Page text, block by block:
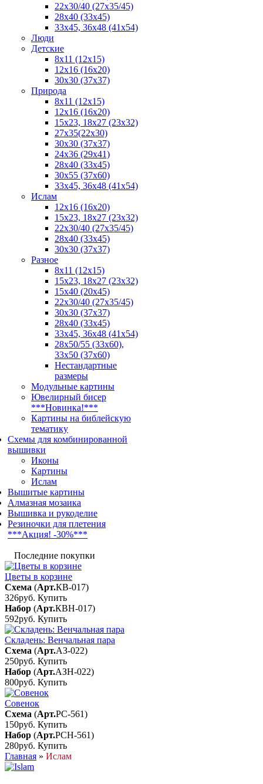
22x30/40 (27x35/45)
28х40 (33х45)
33х45, 36х48 (41х54)
Люди
Детские
8x11 (12x15)
12x16 (16x20)
30х30 (37х37)
Природа
8x11 (12x15)
12x16 (16х20)
15x23, 18х27 (23х32)
27х35(22x30)
30х30 (37х37)
24х36 (29х41)
28x40 (33x45)
30x55 (37x60)
33х45, 36x48 (41x54)
Ислам
12х16 (16х20)
15x23, 18х27 (23х32)
22х30/40 (27х35/45)
28х40 (33х45)
30x30 (37x37)
Разное
8x11 (12x15)
15x23, 18х27 (23х32)
15x40 (20x45)
22х30/40 (27х35/45)
30x30 (37x37)
28x40 (33x45)
33х45, 36х48 (41х54)
28х50/55 (33х60),
33x50 (37x60)
Нестандартные
размеры
Модульные картины
Ювелирный бисер
***Новинка!***
Картины на библейскую
тематику
Схемы для комбинированной
вышивки
Иконы
Картины
Ислам
Вышитые картины
Алмазная мозаика
Вышивка и рукоделие
Резиночки для плетения
***Акция! -30%***
Последние покупки
Цветы в корзине
Схема (Арт.КВ-017)
326руб. Купить
Набор (Арт.КВН-017)
592руб. Купить
Складень: Венчальная пара
Схема (Арт.АЗ-022)
250руб. Купить
Набор (Арт.АЗН-022)
800руб. Купить
Совенок
Схема (Арт.РС-561)
150руб. Купить
Набор (Арт.РСН-561)
280руб. Купить
Главная » Ислам